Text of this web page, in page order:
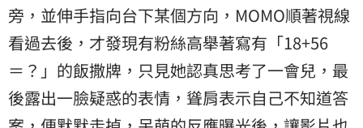
旁，並伸手指向台下某個方向，MOMO順著視線
看過去後，才發現有粉絲高舉著寫有「18+56
＝？」的飯撒牌，只見她認真思考了一會兒，最
後露出一臉疑惑的表情，聳肩表示自己不知道答